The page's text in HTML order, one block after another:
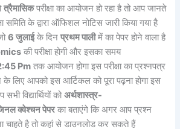
त्रैमासिकपरीक्षा का आयोजन हो रहा है तो आप जानते
समिति के द्वारा ऑफिशल नोटिस जारी किया गया है
6 जुलाईके दिनप्रथम पालीमें का पेपर होने वाला है
की परीक्षा होगी और इसका समय
Pm तक आयोजन होगा इस परीक्षा का प्रश्नपत्र
लिए आपको इस आर्टिकल को पूरा पढ़ना होगा इस
विद्यार्थियों कोअर्थशास्त्र-
क्वेश्चन पेपरका बताएंगे कि अगर आप प्रश्न
चाहते है तो कहां से डाउनलोड कर सकते हैं